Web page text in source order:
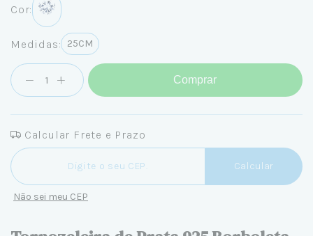
Cor:
Medidas: 25CM
Comprar
Calcular Frete e Prazo
Entregas para o CEP:
Calcular
Não sei meu CEP